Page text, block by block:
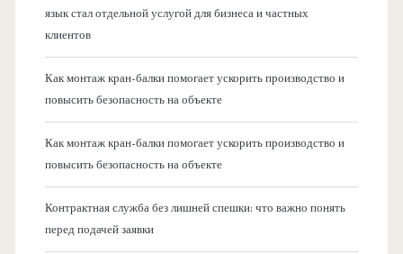
язык стал отдельной услугой для бизнеса и частных
клиентов
Как монтаж кран-балки помогает ускорить производство и
повысить безопасность на объекте
Как монтаж кран-балки помогает ускорить производство и
повысить безопасность на объекте
Контрактная служба без лишней спешки: что важно понять
перед подачей заявки